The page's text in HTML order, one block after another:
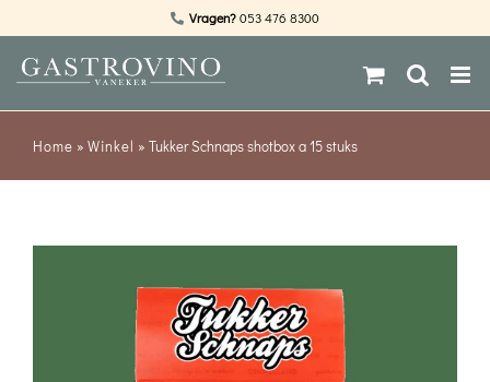
inhoud
Vragen?053 476 8300
Home » Winkel » Tukker Schnaps shotbox a 15 stuks